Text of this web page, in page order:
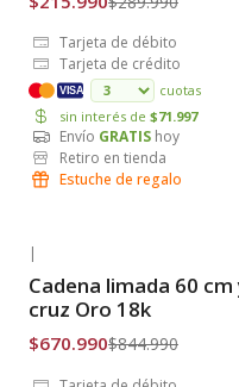
Tarjeta de débito
Tarjeta de crédito
VISA
cuotas
sin interés de $71.997
Envío GRATIS hoy
Retiro en tienda
Estuche de regalo
Envío Gratis
|
Cadena limada 60 cm
cruz Oro 18k
$670.990$844.990